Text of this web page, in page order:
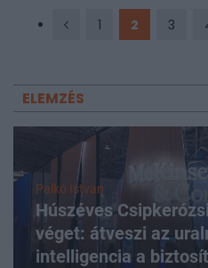
1 2 3
ELEMZÉS
Palkó István
Húszéves
véget: átveszi az
intelligencia a